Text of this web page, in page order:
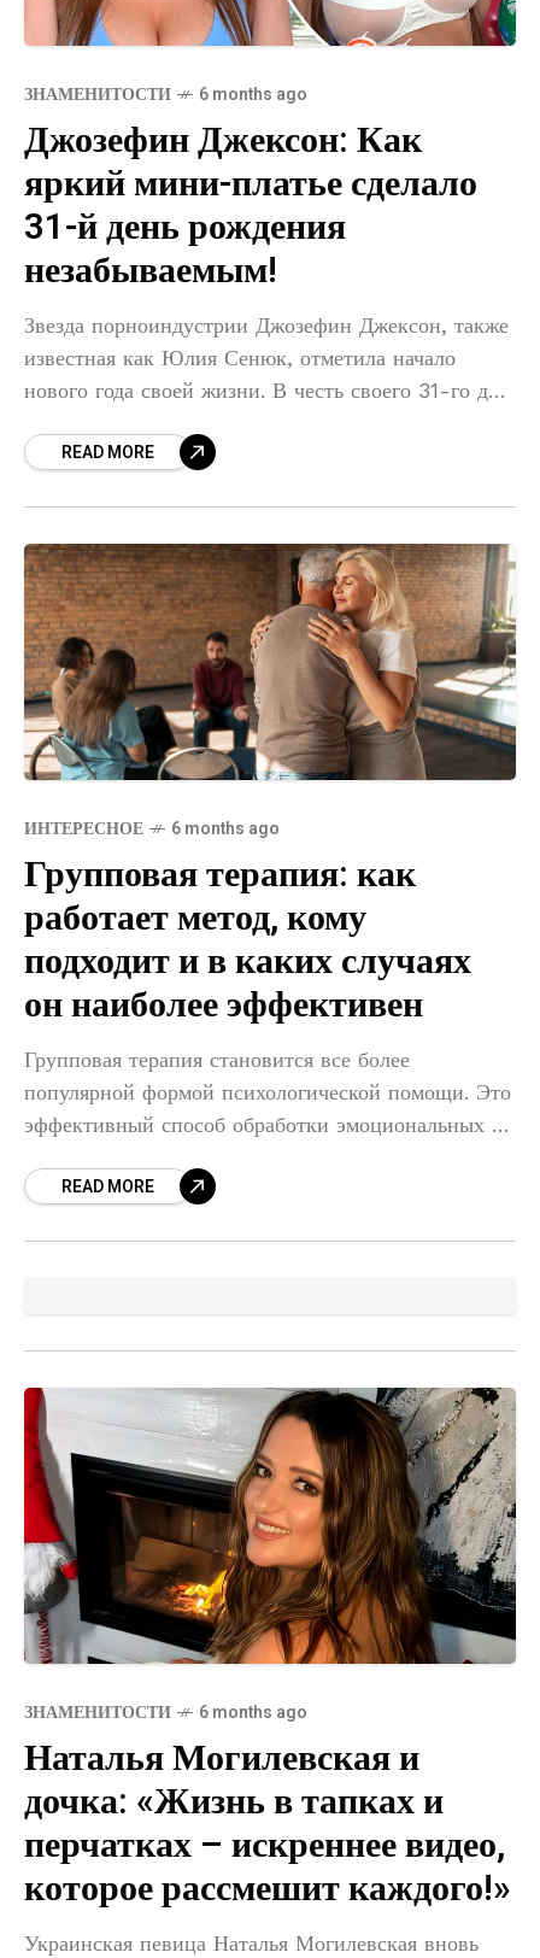
ЗНАМЕНИТОСТИ 6 months ago
Джозефин Джексон: Как
яркий мини-платье сделало
31-й день рождения
незабываемым!
Звезда порноиндустрии Джозефин Джексон, также
известная как Юлия Сенюк, отметила начало
нового года своей жизни. В честь своего 31-го дня
фотографий в Instagram, которые быстро
READ MORE
ИНТЕРЕСНОЕ 6 months ago
Групповая терапия: как
работает метод, кому
подходит и в каких случаях
он наиболее эффективен
Групповая терапия становится все более
популярной формой психологической помощи. Это
эффективный способ обработки эмоциональных и
атмосфере. В этой статье мы рассмотрим, что такое
READ MORE
ЗНАМЕНИТОСТИ 6 months ago
Наталья Могилевская и
дочка: «Жизнь в тапках и
перчатках – искреннее видео,
которое рассмешит каждого!»
Украинская певица Наталья Могилевская вновь